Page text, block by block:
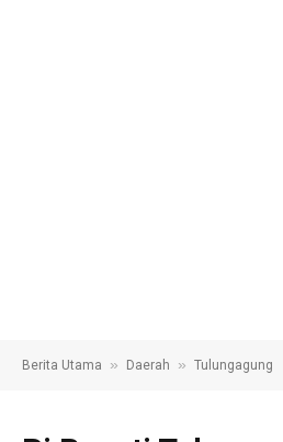
Berita Utama » Daerah » Tulungagung